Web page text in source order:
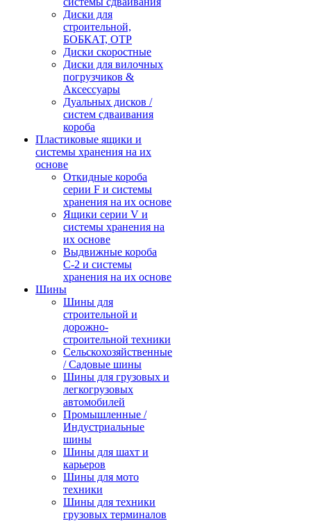
Диски для
строительной,
БОБКАТ, ОТР
Диски скоростные
Диски для вилочных
погрузчиков &
Аксессуары
Дуальных дисков /
систем сдваивания
короба
Пластиковые ящики и
системы хранения на их
основе
Откидные короба
серии F и системы
хранения на их основе
Ящики серии V и
системы хранения на
их основе
Выдвижные короба
С-2 и системы
хранения на их основе
Шины
Шины для
строительной и
дорожно-
строительной техники
Сельскохозяйственные
/ Садовые шины
Шины для грузовых и
легкогрузовых
автомобилей
Промышленные /
Индустриальные
шины
Шины для шахт и
карьеров
Шины для мото
техники
Шины для техники
грузовых терминалов